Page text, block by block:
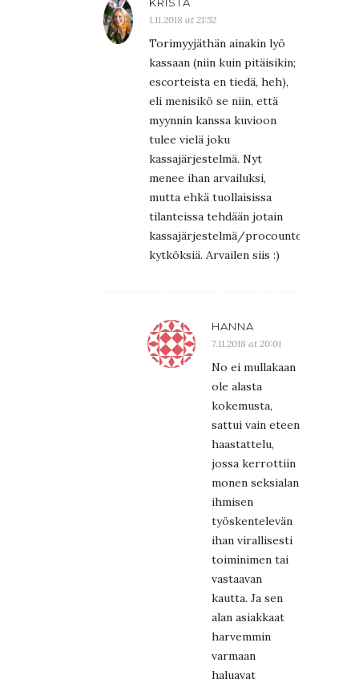
KRISTA
1.11.2018 at 21:52
Torimyyjäthän ainakin lyö
kassaan (niin kuin pitäisikin;
escorteista en tiedä, heh),
eli menisikö se niin, että
myynnin kanssa kuvioon
tulee vielä joku
kassajärjestelmä. Nyt
menee ihan arvailuksi,
mutta ehkä tuollaisissa
tilanteissa tehdään jotain
kassajärjestelmä/procountor-
kytköksiä. Arvailen siis :)
HANNA
7.11.2018 at 20:01
No ei mullakaan
ole alasta
kokemusta,
sattui vain eteen
haastattelu,
jossa kerrottiin
monen seksialan
ihmisen
työskentelevän
ihan virallisesti
toiminimen tai
vastaavan
kautta. Ja sen
alan asiakkaat
harvemmin
varmaan
haluavat